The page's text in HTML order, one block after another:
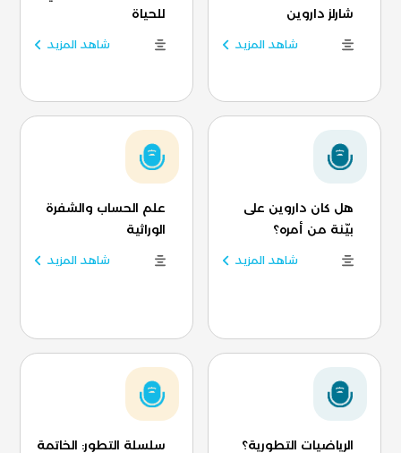
شارلز داروين
شاهد المزيد
للحياة
شاهد المزيد
هل كان داروين على
بيّنة من أمره؟
شاهد المزيد
علم الحساب والشفرة
الوراثية
شاهد المزيد
الرياضيات التطورية؟ سلسلة التطور: الخاتمة